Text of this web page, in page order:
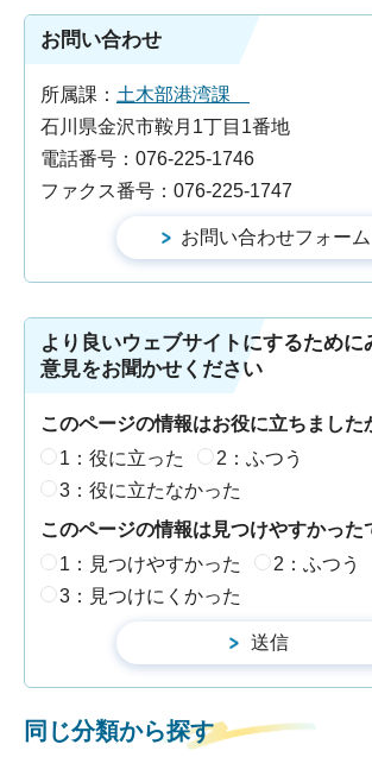
お問い合わせ
所属課： 土木部港湾課
石川県金沢市鞍月1丁目1番地
電話番号：076-225-1746
ファクス番号：076-225-1747
より良いウェブサイトにするために
意見をお聞かせください
このページの情報はお役に立ちました
1：役に立った
2：ふつう
3：役に立たなかった
このページの情報は見つけやすかった
1：見つけやすかった
2：ふつう
3：見つけにくかった
同じ分類から探す